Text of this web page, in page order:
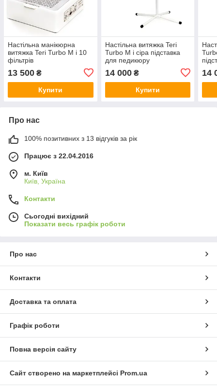
Настільна манікюрна
витяжка Teri Turbo M і 10
фільтрів
13 500 ₴
Купити
Настільна витяжка Teri
Turbo M і сіра підставка
для педикюру
14 000₴
Купити
14
Про нас
100% позитивних з 13 відгуків за рік
Працює з 22.04.2016
м. Київ
Київ, Україна
Контакти
Сьогодні вихідний
Показати весь графік роботи
Про нас
Контакти
Доставка та оплата
Графік роботи
Повна версія сайту
Сайт створено на маркетплейсі Prom.ua